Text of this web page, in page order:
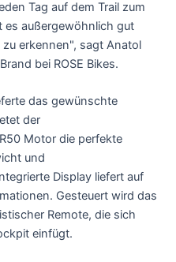
Tag auf dem Trail zum
es außergewöhnlich gut
erkennen", sagt Anatol
bei ROSE Bikes.
das gewünschte
der
Motor die perfekte
und
Display liefert auf
Gesteuert wird das
Remote, die sich
einfügt.